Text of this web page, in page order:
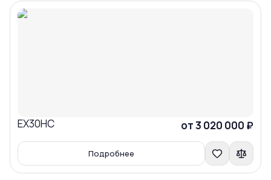
EX30HC от 3 020 000 ₽
Подробнее
Сравнить